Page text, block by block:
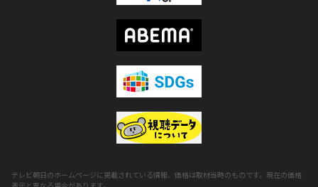
テレビ朝日のホームページに掲載されている情報、価格は取材当時のものです。現在の価格